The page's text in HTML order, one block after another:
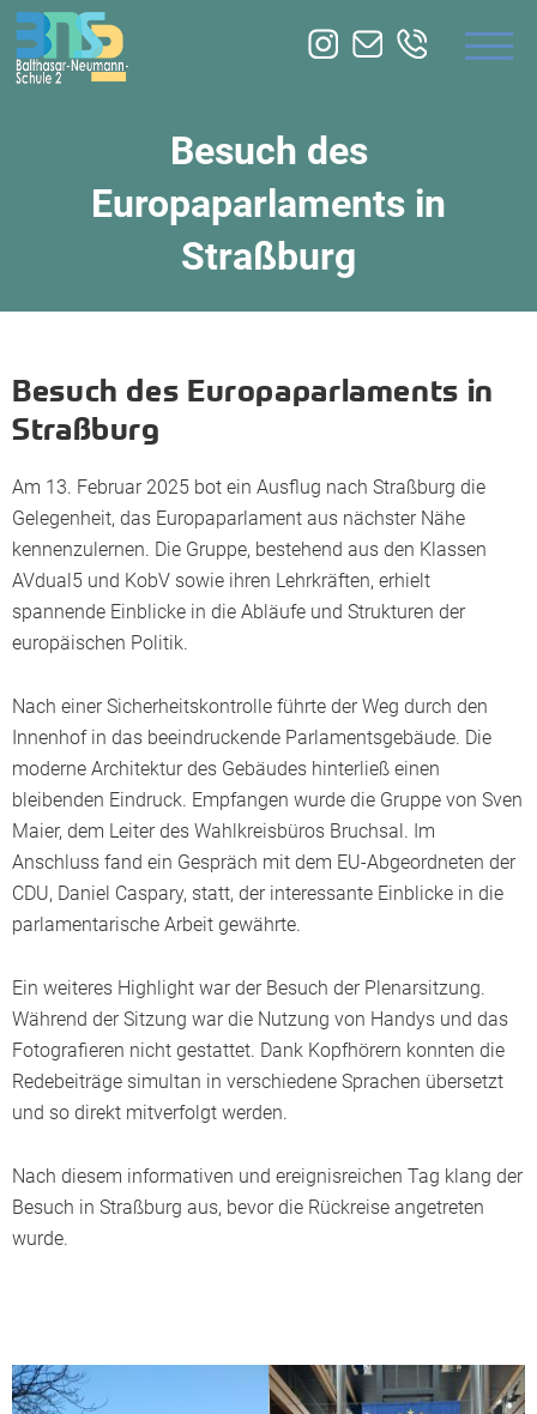
ÜBER UNS
ZUSATZQUALIFIKATIONBesuch des
Europaparlaments in
Straßburg
Besuch des Europaparlaments in
Straßburg
Am 13. Februar 2025 bot ein Ausflug nach Straßburg die
Gelegenheit, das Europaparlament aus nächster Nähe
kennenzulernen. Die Gruppe, bestehend aus den Klassen
AVdual5 und KobV sowie ihren Lehrkräften, erhielt
spannende Einblicke in die Abläufe und Strukturen der
europäischen Politik.
Nach einer Sicherheitskontrolle führte der Weg durch den
Innenhof in das beeindruckende Parlamentsgebäude. Die
moderne Architektur des Gebäudes hinterließ einen
bleibenden Eindruck. Empfangen wurde die Gruppe von Sven
Maier, dem Leiter des Wahlkreisbüros Bruchsal. Im
Anschluss fand ein Gespräch mit dem EU-Abgeordneten der
CDU, Daniel Caspary, statt, der interessante Einblicke in die
parlamentarische Arbeit gewährte.
Ein weiteres Highlight war der Besuch der Plenarsitzung.
Während der Sitzung war die Nutzung von Handys und das
Fotografieren nicht gestattet. Dank Kopfhörern konnten die
Redebeiträge simultan in verschiedene Sprachen übersetzt
und so direkt mitverfolgt werden.
Nach diesem informativen und ereignisreichen Tag klang der
Besuch in Straßburg aus, bevor die Rückreise angetreten
wurde.